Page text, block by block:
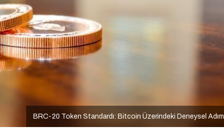
BRC-20 Token Standardı: Bitcoin Üzerindeki Deneysel Adım